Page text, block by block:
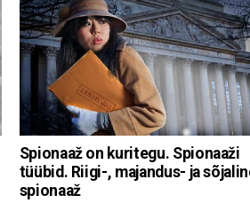
Spionaaž on kuritegu. Spionaaži
tüübid. Riigi-, majandus- ja
spionaaž